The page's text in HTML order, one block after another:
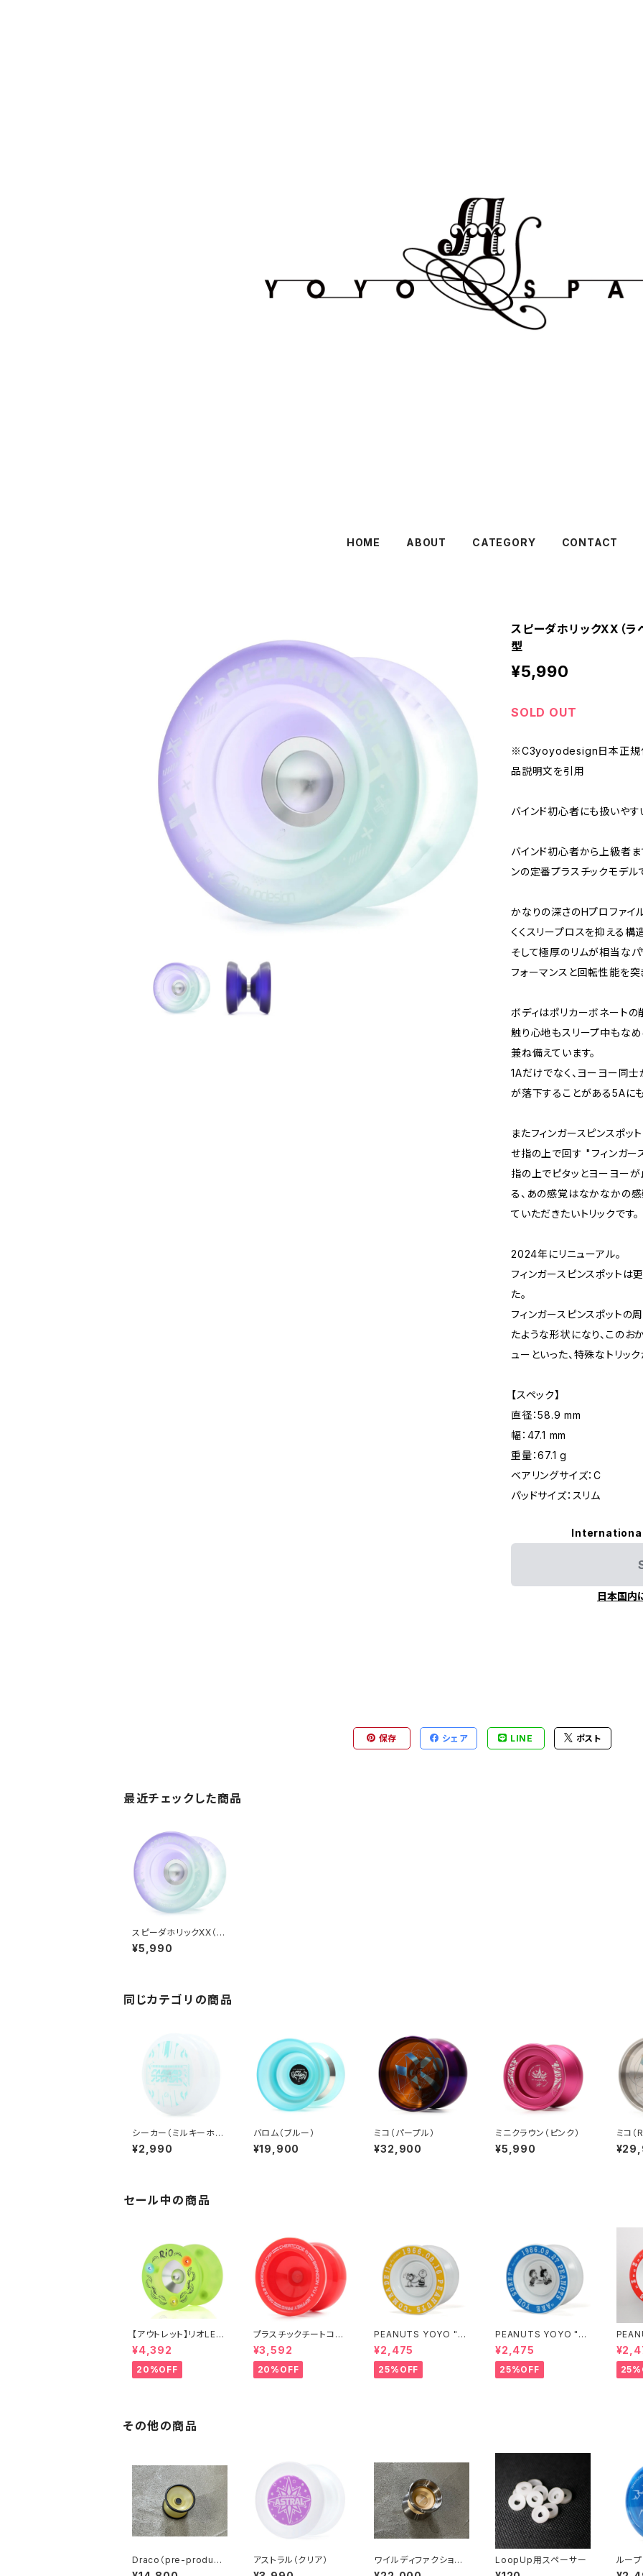
HOME ABOUT CATEGORY CONTACT
スピーダホリックXX（
型
¥5,990
SOLD OUT
※C3yoyodesign日本正規代
品説明文を引用
バインド初心者にも扱いやす
バインド初心者から上級者
ンの定番プラスチックモデル
かなりの深さのHプロファイ
くくスリープロスを抑える構
そして極厚のリムが相当なパ
フォーマンスと回転性能を突
ボディはポリカーボネートの
触り心地もスリープ中もな
兼ね備えています。
1Aだけでなく、ヨーヨー同
が落下することがある5Aに
またフィンガースピンスポッ
せ指の上で回す "フィンガー
指の上でピタッとヨーヨー
る、あの感覚はなかなかの
ていただきたいトリックです。
2024年にリニューアル。
フィンガースピンスポットは
た。
フィンガースピンスポットの
たような形状になり、このお
ューといった、特殊なトリッ
【スペック】
直径：58.9 mm
幅：47.1 mm
重量：67.1 g
ベアリングサイズ：C
パッドサイズ：スリム
日本国内
保存 シェア LINE ポスト
最近チェックした商品
スピーダホリックXX（ラ
ベンダー/グリーン フェ
ード）※新型
¥5,990
同じカテゴリの商品
シーカー（ミルキーホワ
イト）ミントロゴ
¥2,990
バロム（ブルー）
¥19,900
ミコ（パープル）
¥32,900
ミニクラウン（ピンク）
¥5,990
ミコ（
セール中の商品
【アウトレット】リオLED
（イエロー）
¥4,392
20%OFF
プラスチックチートコー
ド（レッド）
¥3,592
20%OFF
PEANUTS YOYO "犬
の散歩"
¥2,475
25%OFF
PEANUTS YOYO "ブ
ランコ"
¥2,475
25%OFF
リー
その他の商品
Draco（pre-producti
on）
アストラル（クリア）
ワイルディファクション
（ゴールド）
LoopUp用スペーサー
ルー
ブル）